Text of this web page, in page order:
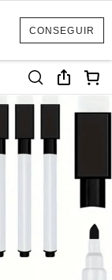
CONSEGUIR